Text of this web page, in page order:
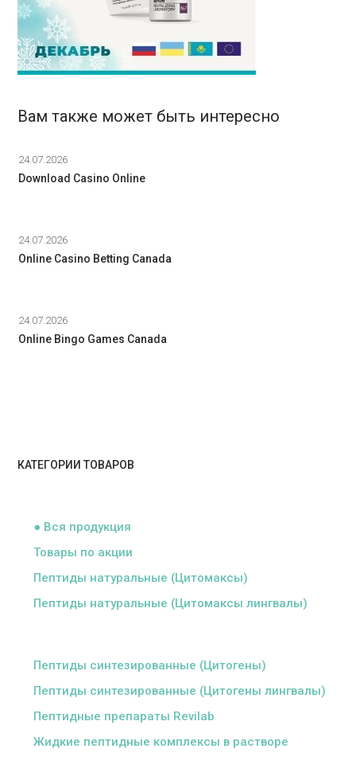
Вам также может быть интересно
24.07.2026
Download Casino Online
24.07.2026
Online Casino Betting Canada
24.07.2026
Online Bingo Games Canada
КАТЕГОРИИ ТОВАРОВ
● Вся продукция
Товары по акции
Пептиды натуральные (Цитомаксы)
Пептиды натуральные (Цитомаксы лингвалы)
Пептиды синтезированные (Цитогены)
Пептиды синтезированные (Цитогены лингвалы)
Пептидные препараты Revilab
Жидкие пептидные комплексы в растворе